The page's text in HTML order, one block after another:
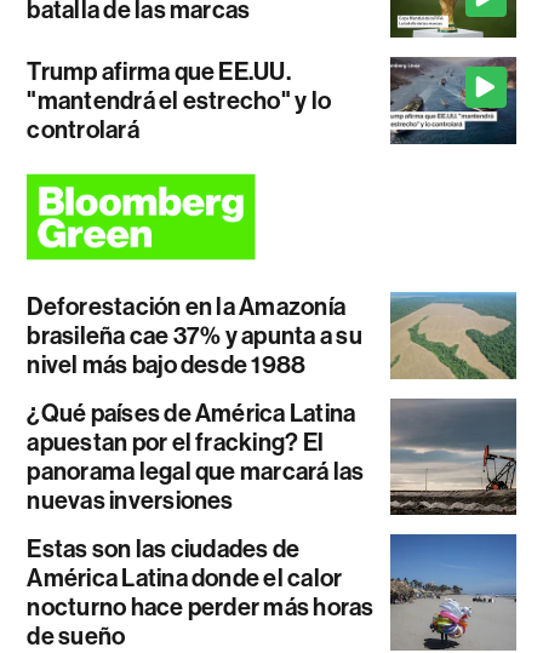
batalla de las marcas
Trump afirma que EE.UU.
"mantendrá el estrecho" y lo
controlará
Deforestación en la Amazonía
brasileña cae 37% y apunta a su
nivel más bajo desde 1988
¿Qué países de América Latina
apuestan por el fracking? El
panorama legal que marcará las
nuevas inversiones
Estas son las ciudades de
América Latina donde el calor
nocturno hace perder más horas
de sueño